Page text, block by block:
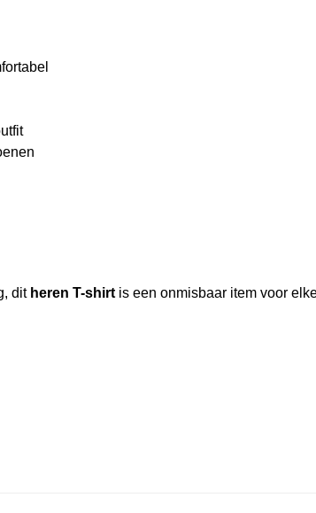
dit heren T-shirtis een onmisbaar item voor